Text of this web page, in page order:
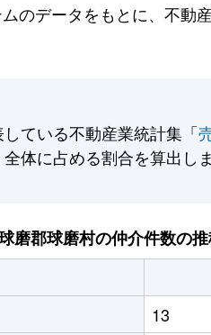
のデータをもとに、不
ている不動産業統計集「
体に占める割合を算出しま
磨郡球磨村の仲介件数の推
13